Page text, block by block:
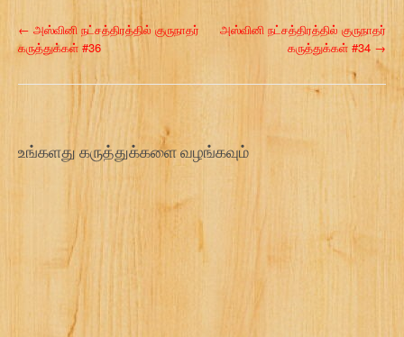
P
n
← அஸ்வினி நட்சத்திரத்தில் குருநாதர்
கருத்துக்கள் #36
அஸ்வினி நட்சத்திரத்தில் குருநாதர்
கருத்துக்கள் #34 →
உங்களது கருத்துக்களை வழங்கவும்